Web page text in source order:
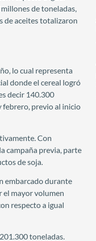
de toneladas,
de aceites totalizaron
lo cual representa
donde el cereal logró
decir 140.300
febrero, previo al inicio
Con
campaña previa, parte
de soja.
embarcado durante
el mayor volumen
respecto a igual
toneladas.